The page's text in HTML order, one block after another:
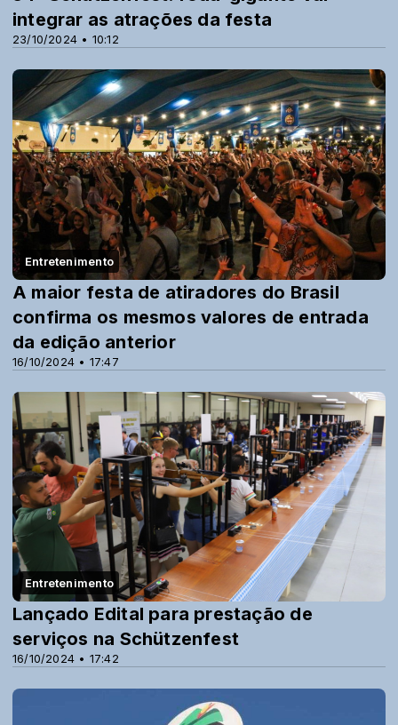
23/10/2024 • 10:12
integrar as atrações da festa
Entretenimento
16/10/2024 • 17:47
A maior festa de atiradores do Brasil
confirma os mesmos valores de entrada
da edição anterior
Entretenimento
16/10/2024 • 17:42
Lançado Edital para prestação de
serviços na Schützenfest